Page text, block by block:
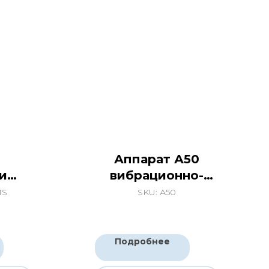
Аппарат А50
вибрационно-
роликого массажа
я тела
SKU: А50
Подробнее